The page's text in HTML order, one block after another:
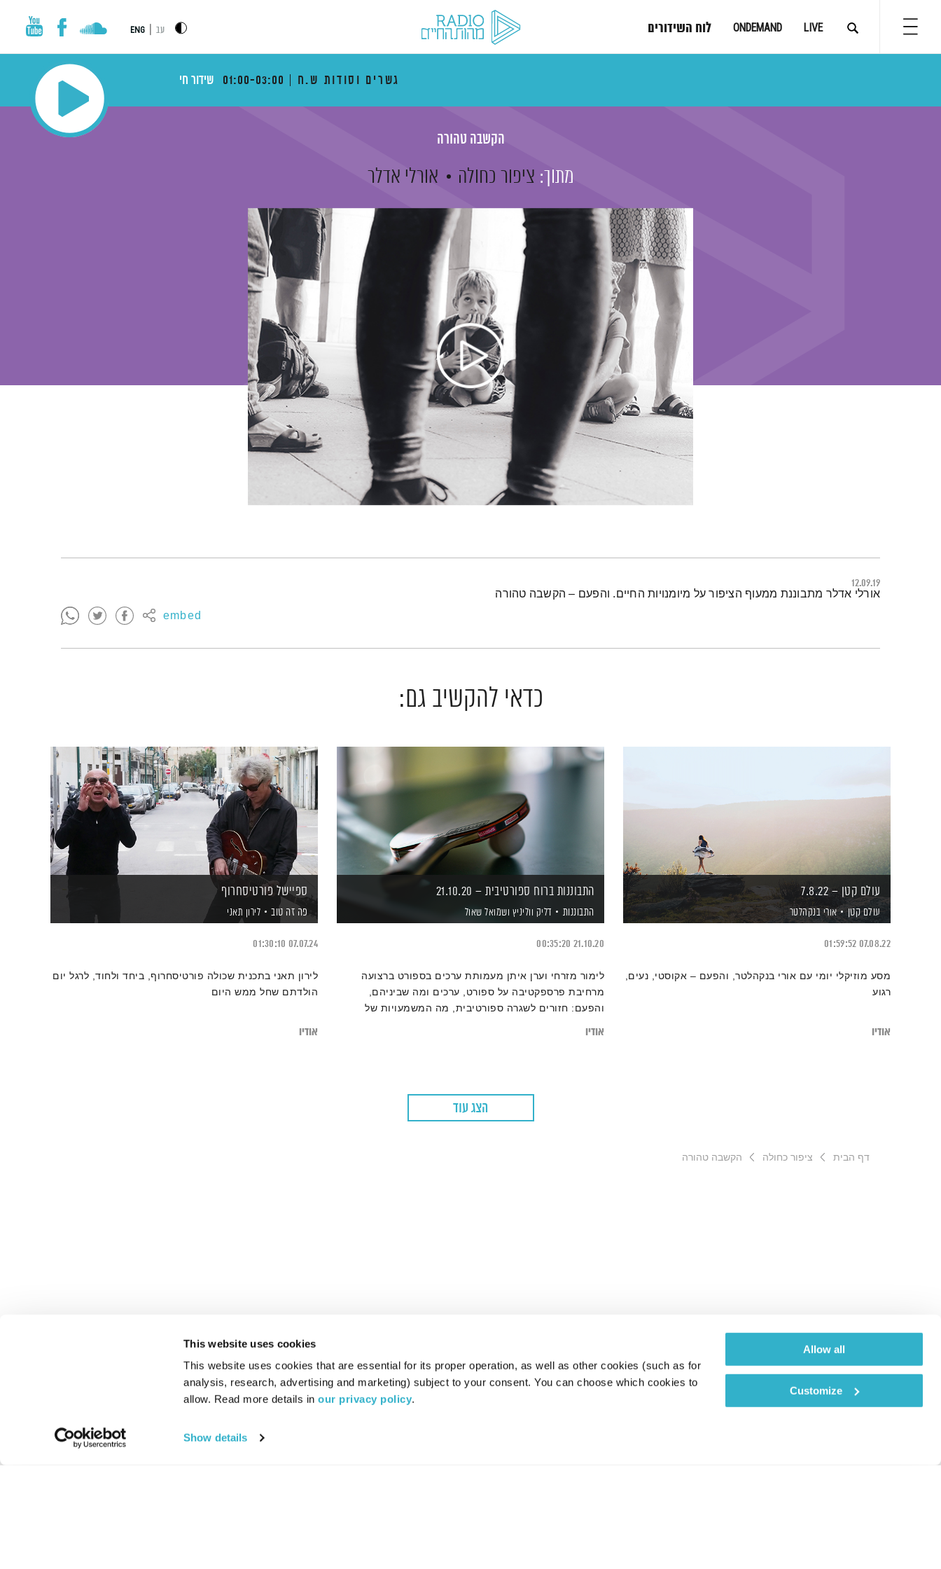
This website uses cookies
This website uses cookies that are essential for its proper operation, as well as other cookies (such as for
analysis, research, advertising and marketing) subject to your consent. You can choose which cookies to
allow. Read more details in our privacy policy.
Show details
Allow all
Customize
LIVE
ONDEMAND לוח השידורים עב ENG
גשרים וסודות ש.ח 01:00-03:00 שידור חי
הקשבה טהורה
מתוך: ציפור כחולה אורלי אדלר
12.09.19
embed
תמצית הפודקאסט
אורלי אדלר מתבוננת ממעוף הציפור על מיומנויות החיים. והפעם – הקשבה טהורה
כדאי להקשיב גם:
עולם קטן – 7.8.22
עולם קטן אורי בנקהלטר
07.08.22
01:59:52
מסע מוזיקלי יומי עם אורי בנקהלטר, והפעם – אקוסטי, נעים,
רגוע
אודיו
התבוננות ברוח ספורטיבית – 21.10.20
התבוננות דליק ווליניץ ושמואל שאול
21.10.20
00:35:20
לימור מזרחי וערן איתן מעמותת ערכים בספורט ברצועה
מרחיבת פרספקטיבה על ספורט, ערכים ומה שביניהם,
והפעם: חזורים לשגרה ספורטיבית, מה המשמעויות של
אודיו
ספיישל פורטיסחרוף
פה זה טוב לירון תאני
07.07.24
01:30:10
לירון תאני בתכנית שכולה פורטיסחרוף, ביחד ולחוד, לרגל יום
הולדתם שחל ממש היום
אודיו
הצג עוד
דף הבית ציפור כחולה הקשבה טהורה